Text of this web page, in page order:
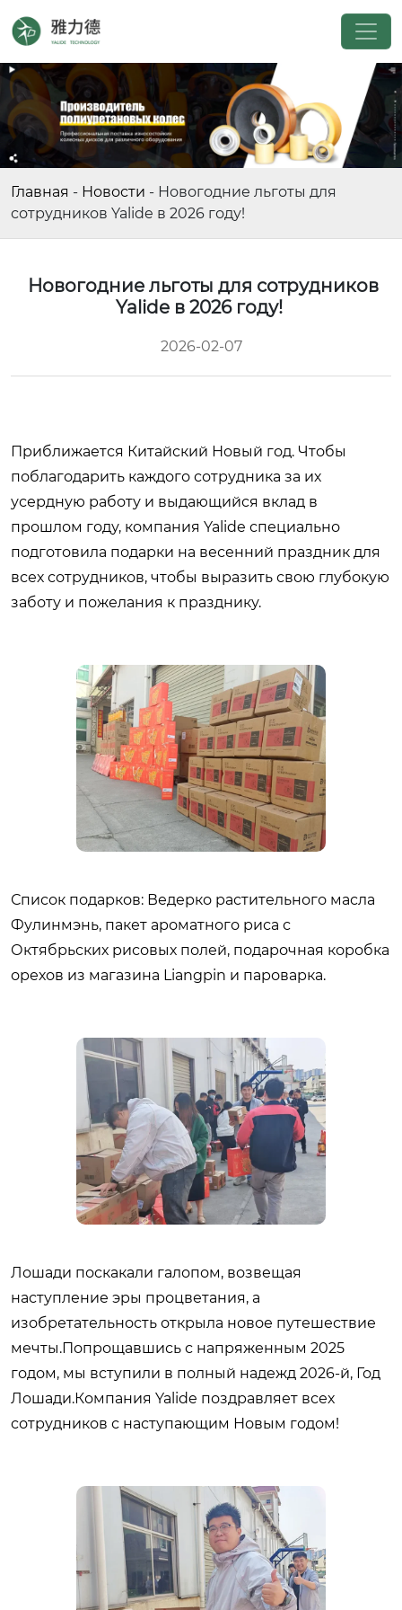
Главная - Новости - Новогодние льготы для
сотрудников Yalide в 2026 году!
Новогодние льготы для сотрудников
Yalide в 2026 году!
2026-02-07
Приближается Китайский Новый год. Чтобы
поблагодарить каждого сотрудника за их
усердную работу и выдающийся вклад в
прошлом году, компания Yalide специально
подготовила подарки на весенний праздник для
всех сотрудников, чтобы выразить свою глубокую
заботу и пожелания к празднику.
Список подарков: Ведерко растительного масла
Фулинмэнь, пакет ароматного риса с
Октябрьских рисовых полей, подарочная коробка
орехов из магазина Liangpin и пароварка.
Лошади поскакали галопом, возвещая
наступление эры процветания, а
изобретательность открыла новое путешествие
мечты.Попрощавшись с напряженным 2025
годом, мы вступили в полный надежд 2026-й, Год
Лошади.Компания Yalide поздравляет всех
сотрудников с наступающим Новым годом!